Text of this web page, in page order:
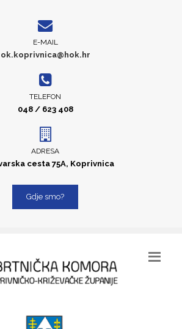
E-MAIL
ok.koprivnica@hok.hr
TELEFON
048 / 623 408
ADRESA
cesta 75A, Koprivnica
Gdje smo?